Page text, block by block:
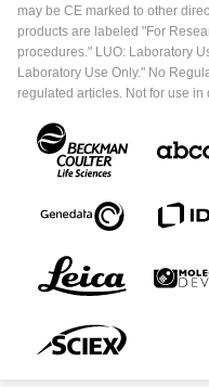
may be CE marked to other
products are labeled "For
procedures." LUO: Laboratory
Laboratory Use Only." No
regulated articles. Not for use